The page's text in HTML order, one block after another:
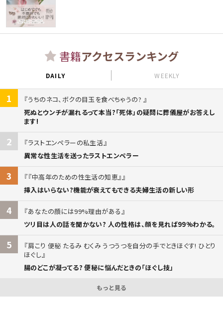
書籍アクセスランキング
DAILY WEEKLY
1
うちのネコ、ボクの目玉を食べちゃうの?
死ぬとウンチが漏れるって本当?「死体」の疑問に葬儀屋がお答えし
ます!
2
ラストエンペラーの私生活
異常な性生活を送ったラストエンペラー
3
『中高年のための性生活の知恵』
挿入はいらない?機能が衰えてもできる夫婦生活の新しい形
4
あなたの顔には99%理由がある
ツリ目は人の話を聞かない? 人の性格は、顔を見れば99%わかる。
5
肩こり 便秘 たるみ むくみ うつうつを自分の手でときほぐす! ひとり
ほぐし
腸のどこが凝ってる? 便秘に悩んだときの「ほぐし技」
もっと見る